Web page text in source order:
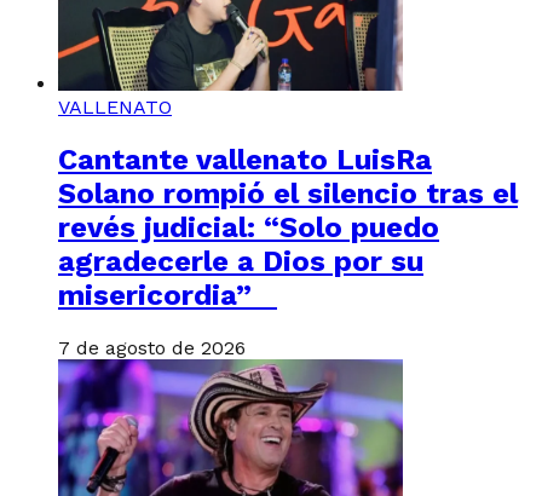
VALLENATO
Cantante vallenato LuisRa
Solano rompió el silencio tras el
revés judicial: “Solo puedo
agradecerle a Dios por su
misericordia”
7 de agosto de 2026